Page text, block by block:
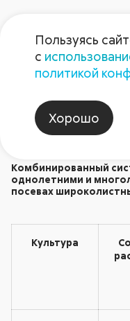
Комбинированный
однолетними и
посевах
Культура
Пользуясь
с
политикой
Хорошо